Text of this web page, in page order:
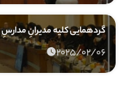
گردهمایی کلیه مدیرانِ
2025/02/06